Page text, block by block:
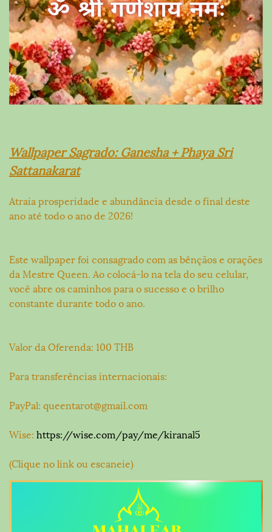
Wallpaper Sagrado: Ganesha + Phaya Sri
Sattanakarat
Atraia prosperidade e abundância desde o final deste
ano até todo o ano de 2026!
Este wallpaper foi consagrado com as bênçãos e orações
da Mestre Queen. Ao colocá-lo na tela do seu celular,
você abre os caminhos para o sucesso e o brilho
constante durante todo o ano.
Valor da Oferenda: 100 THB
Para transferências internacionais:
PayPal: queentarot@gmail.com
Wise: https://wise.com/pay/me/kiranal5
(Clique no link ou escaneie)